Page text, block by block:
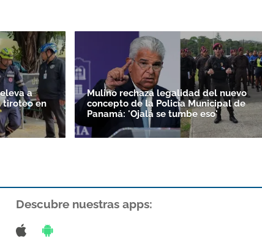
a
tiroteo en
Mulino rechaza legalidad del nuevo
concepto de la Policía Municipal de
Panamá: 'Ojalá se tumbe eso'
Descubre nuestras apps: